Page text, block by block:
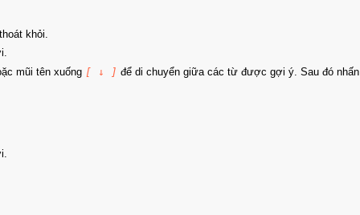
khỏi.
mũi tên xuống [ ↓ ] để di chuyển giữa các từ được gợi ý. Sau đó nhấn